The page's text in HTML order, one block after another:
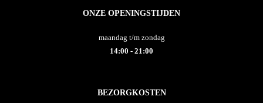
ONZE OPENINGSTIJDEN
maandag t/m zondag
14:00 - 21:00
BEZORGKOSTEN